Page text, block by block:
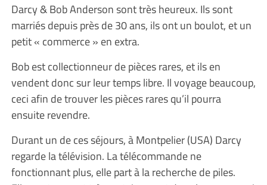
Darcy & Bob Anderson sont très heureux. Ils sont
marriés depuis près de 30 ans, ils ont un boulot, et un
petit « commerce » en extra.
Bob est collectionneur de pièces rares, et ils en
vendent donc sur leur temps libre. Il voyage beaucoup,
ceci afin de trouver les pièces rares qu’il pourra
ensuite revendre.
Durant un de ces séjours, à Montpelier (USA) Darcy
regarde la télévision. La télécommande ne
fonctionnant plus, elle part à la recherche de piles.